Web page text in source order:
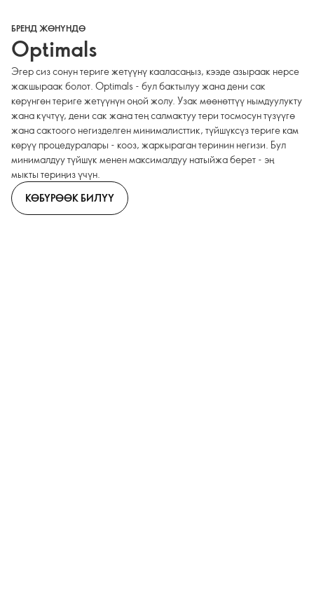
БРЕНД ЖӨНҮНДӨ
Optimals
Эгер сиз сонун териге жетүүнү кааласаңыз, кээде азыраак нерсе
жакшыраак болот. Optimals - бул бактылуу жана дени сак
көрүнгөн териге жетүүнүн оңой жолу. Узак мөөнөттүү нымдуулукту
жана күчтүү, дени сак жана тең салмактуу тери тосмосун түзүүгө
жана сактоого негизделген минималисттик, түйшүксүз териге кам
көрүү процедуралары - кооз, жаркыраган теринин негизи. Бул
минималдуу түйшүк менен максималдуу натыйжа берет - эң
мыкты териңиз үчүн.
КӨБҮРӨӨК БИЛҮҮ